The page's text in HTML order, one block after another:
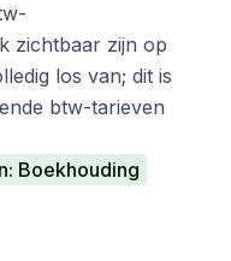
zichtbaar zijn op
los van; dit is
btw-tarieven
Boekhouding